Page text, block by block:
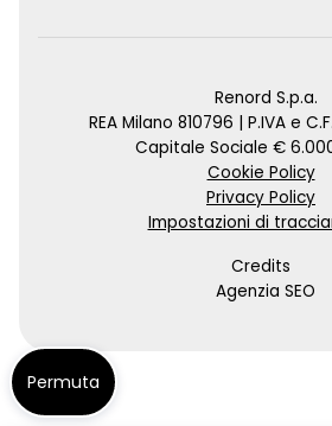
Renord S.p.a.
REA Milano 810796 | P.IVA e
Capitale Sociale €
Cookie Policy
Privacy Policy
Impostazioni di
Credits
Agenzia SEO
Permuta